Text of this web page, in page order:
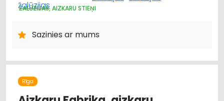
ŽALŪZIJAS, AIZKARU STIEŅI
Sazinies ar mums
Rīga